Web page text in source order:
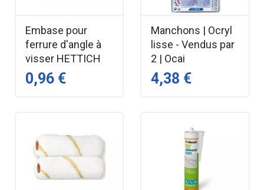
Embase pour
ferrure d'angle à
visser HETTICH
0,96 €
Manchons | Ocryl
lisse - Vendus par
2 | Ocai
4,38 €